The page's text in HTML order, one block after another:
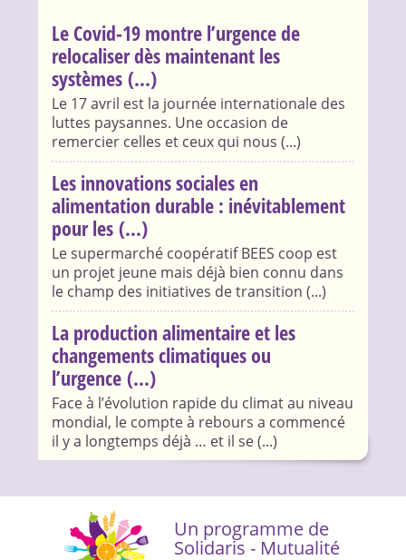
Le Covid-19 montre l’urgence de
relocaliser dès maintenant les
systèmes (...)
Le 17 avril est la journée internationale des
luttes paysannes. Une occasion de
remercier celles et ceux qui nous (...)
Les innovations sociales en
alimentation durable : inévitablement
pour les (...)
Le supermarché coopératif BEES coop est
un projet jeune mais déjà bien connu dans
le champ des initiatives de transition (...)
La production alimentaire et les
changements climatiques ou
l’urgence (...)
Face à l’évolution rapide du climat au niveau
mondial, le compte à rebours a commencé
il y a longtemps déjà … et il se (...)
Un programme de
Solidaris - Mutualité